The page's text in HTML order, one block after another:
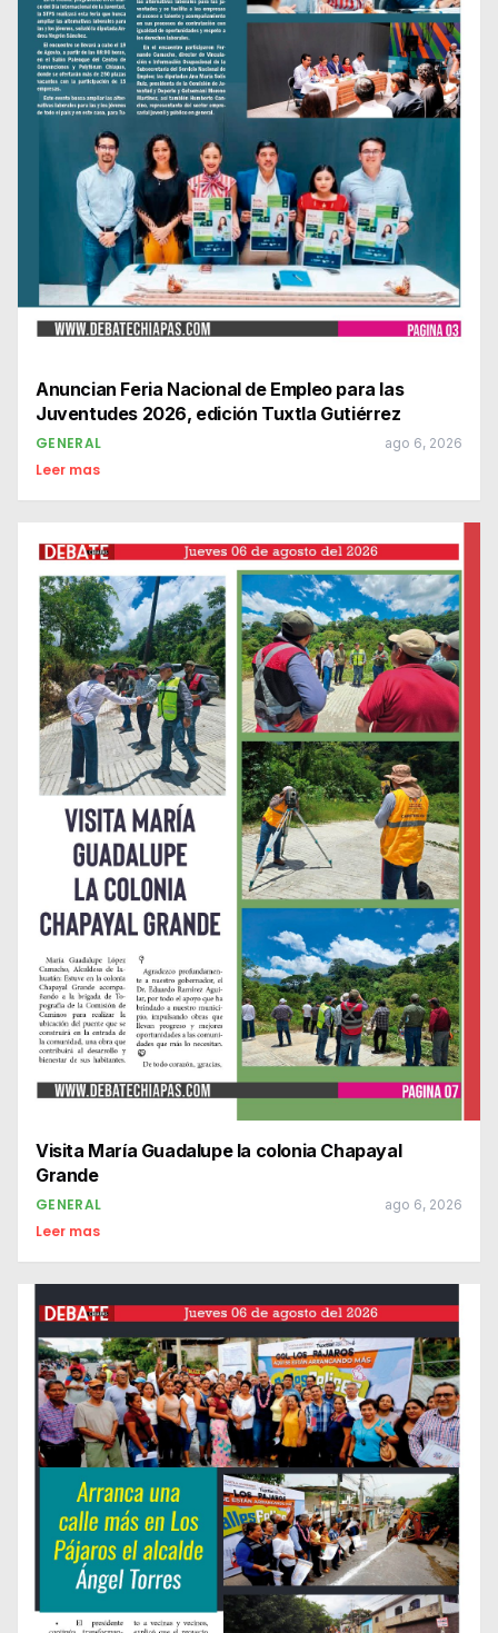
Anuncian Feria Nacional de Empleo para las
Juventudes 2026, edición Tuxtla Gutiérrez
GENERAL ago 6, 2026
Leer mas
Visita María Guadalupe la colonia Chapayal
Grande
GENERAL ago 6, 2026
Leer mas